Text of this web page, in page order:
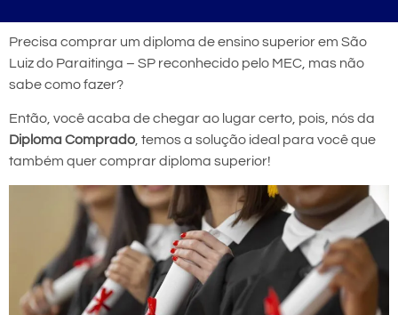
Precisa comprar um diploma de ensino superior em São
Luiz do Paraitinga – SP reconhecido pelo MEC, mas não
sabe como fazer?
Então, você acaba de chegar ao lugar certo, pois, nós da
Diploma Comprado, temos a solução ideal para você que
também quer comprar diploma superior!